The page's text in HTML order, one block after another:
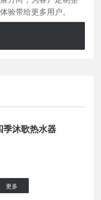
验带给更多用户。
季沐歌热水器
更多